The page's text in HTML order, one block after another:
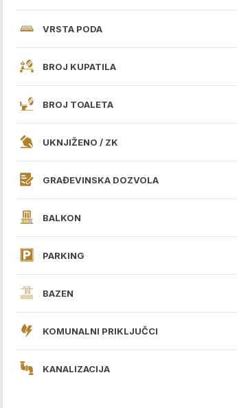
VRSTA PODA
BROJ KUPATILA
BROJ TOALETA
UKNJIŽENO / ZK
GRAĐEVINSKA DOZVOLA
BALKON
PARKING
BAZEN
KOMUNALNI PRIKLJUČCI
KANALIZACIJA